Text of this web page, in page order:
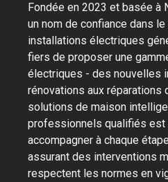
Fondée en 2023 et basée à
un nom de confiance dans
installations électriques
fiers de proposer une
électriques - des nouvelles
rénovations aux réparations
solutions de maison
professionnels qualifiés est
accompagner à chaque
assurant des interventions
respectent les normes en